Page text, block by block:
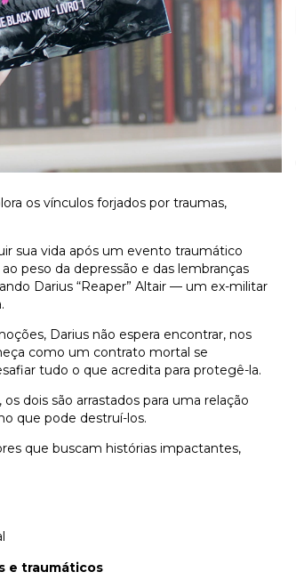
os vínculos forjados por traumas,
sua vida após um evento traumático
peso da depressão e das lembranças
Darius “Reaper” Altair — um ex-militar
Darius não espera encontrar, nos
como um contrato mortal se
tudo o que acredita para protegê-la.
dois são arrastados para uma relação
que pode destruí-los.
que buscam histórias impactantes,
e traumáticos